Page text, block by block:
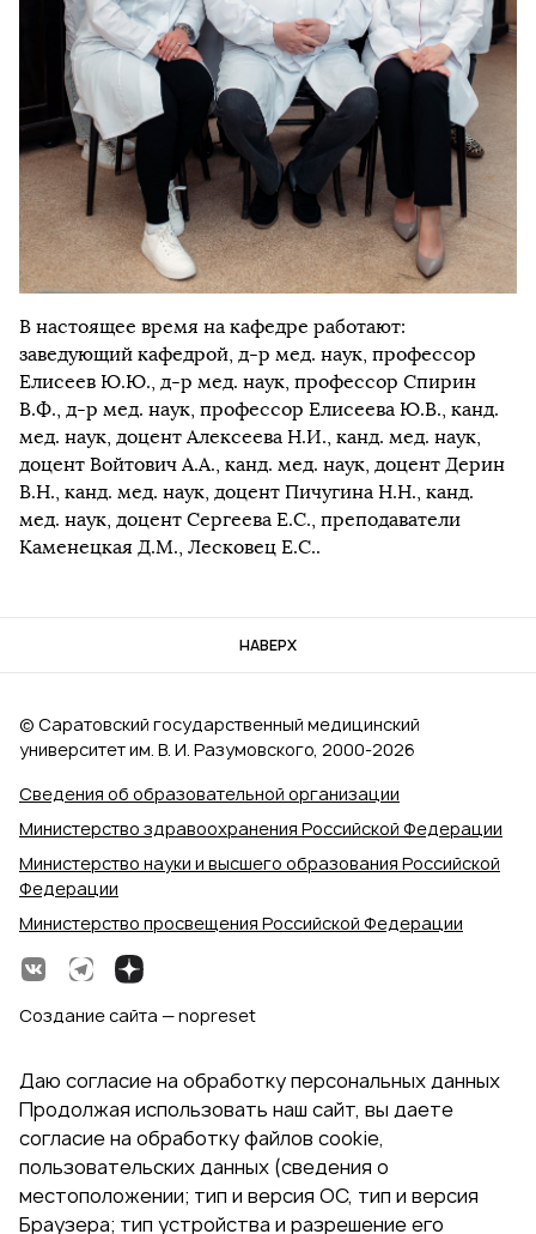
В настоящее время на кафедре работают:
заведующий кафедрой, д-р мед. наук, профессор
Елисеев Ю.Ю., д-р мед. наук, профессор Спирин
В.Ф., д-р мед. наук, профессор Елисеева Ю.В., канд.
мед. наук, доцент Алексеева Н.И., канд. мед. наук,
доцент Войтович А.А., канд. мед. наук, доцент Дерин
В.Н., канд. мед. наук, доцент Пичугина Н.Н., канд.
мед. наук, доцент Сергеева Е.С., преподаватели
Каменецкая Д.М., Лесковец Е.С..
НАВЕРХ
Сведения об образовательной организации
Министерство здравоохранения Российской Федерации
Министерство науки и высшего образования Российской
Федерации
Министерство просвещения Российской Федерации
© Саратовский государственный медицинский
университет им. В. И. Разумовского, 2000‑2026
Создание сайта — nopreset
Даю согласие на обработку персональных данных
Продолжая использовать наш сайт, вы даете
согласие на обработку файлов cookie,
пользовательских данных (сведения о
местоположении; тип и версия ОС, тип и версия
Браузера; тип устройства и разрешение его